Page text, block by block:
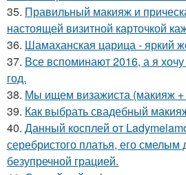
35. Правильный макияж и
настоящей визитной карточкой
36. Шамаханская царица - яркий
37. Все вспоминают 2016, а я
год.
38. Мы ищем визажиста (макияж +
39. Как выбрать свадебный
40. Данный косплей от
серебристого платья, его смелым
безупречной грацией.